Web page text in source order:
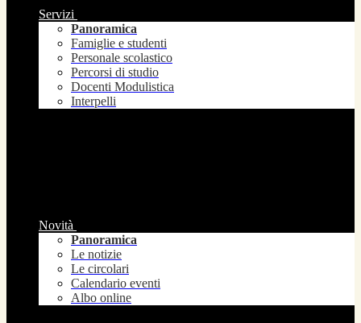
Servizi
Panoramica
Famiglie e studenti
Personale scolastico
Percorsi di studio
Docenti Modulistica
Interpelli
Novità
Panoramica
Le notizie
Le circolari
Calendario eventi
Albo online